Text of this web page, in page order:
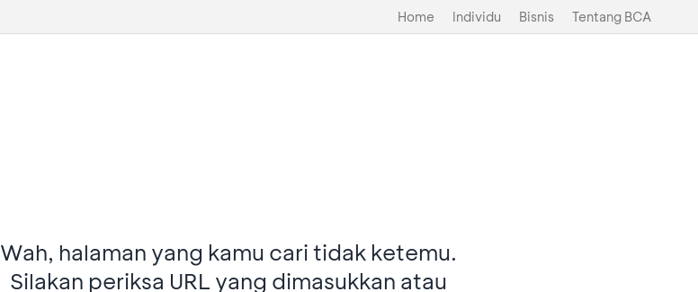
Home Individu Bisnis Tentang BCA
Wah, halaman yang kamu cari tidak ketemu.
Silakan periksa URL yang dimasukkan atau